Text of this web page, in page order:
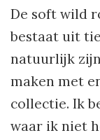
De soft wild
bestaat uit
natuurlijk
maken met
collectie. Ik
waar ik niet